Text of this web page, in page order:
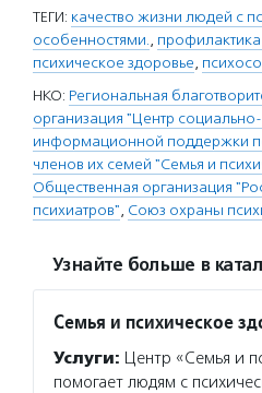
ТЕГИ: качество жизни людей с
особенностями., профилактика
психическое здоровье,
НКО: Региональная
организация "Центр
информационной поддержки
членов их семей "Семья и
Общественная организация
психиатров", Союз охраны
Узнайте больше в
Семья и психическое
Услуги: Центр «Семья и
помогает людям с